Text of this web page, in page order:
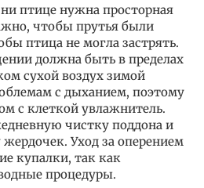
птице нужна просторная
чтобы прутья были
птица не могла застрять.
должна быть в пределах
сухой воздух зимой
с дыханием, поэтому
с клеткой увлажнитель.
чистку поддона и
Уход за оперением
купалки, так как
процедуры.